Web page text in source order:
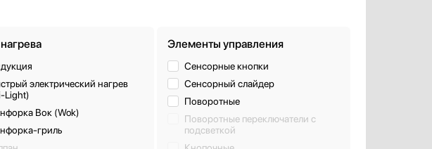
электрический нагрев
Light)
Вок (Wok)
гриль
Элементы управления
Сенсорные кнопки
Сенсорный слайдер
Поворотные
Поворотные переключатели с
подсветкой